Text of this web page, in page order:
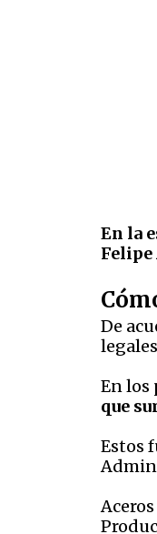
En la
Felipe
De
En los
que
Estos